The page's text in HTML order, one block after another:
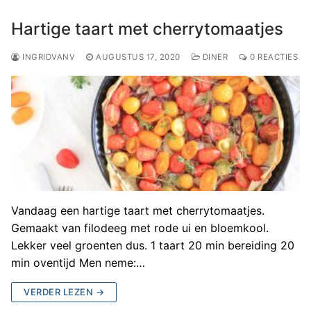
Hartige taart met cherrytomaatjes
INGRIDVANV AUGUSTUS 17, 2020 DINER 0 REACTIES
Vandaag een hartige taart met cherrytomaatjes.
Gemaakt van filodeeg met rode ui en bloemkool.
Lekker veel groenten dus. 1 taart 20 min bereiding 20
min oventijd Men neme:…
VERDER LEZEN →